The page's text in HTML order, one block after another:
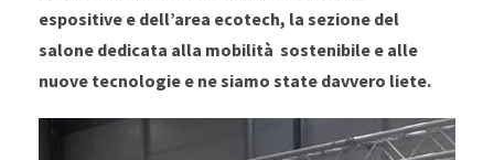
espositive e dell’area ecotech, la sezione del
salone dedicata alla mobilità sostenibile e alle
nuove tecnologie e ne siamo state davvero liete.